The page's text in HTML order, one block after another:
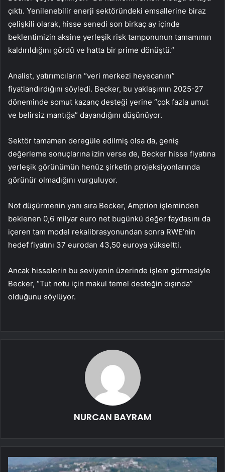
çıktı. Yenilenebilir enerji sektöründeki emsallerine biraz
çelişkili olarak, hisse senedi son birkaç ay içinde
beklentimizin aksine yerleşik risk tamponunun tamamının
kaldırıldığını gördü ve hatta bir prime dönüştü.”
Analist, yatırımcıların “veri merkezi heyecanını”
fiyatlandırdığını söyledi. Becker, bu yaklaşımın 2025-27
döneminde somut kazanç desteği yerine “çok fazla umut
ve belirsiz mantığa” dayandığını düşünüyor.
Sektör tamamen deregüle edilmiş olsa da, geniş
değerleme sonuçlarına izin verse de, Becker hisse fiyatına
yerleşik görünümün henüz şirketin projeksiyonlarında
görünür olmadığını vurguluyor.
Not düşürmenin yanı sıra Becker, Amprion işleminden
beklenen 0,6 milyar euro net bugünkü değer faydasını da
içeren tam model rekalibrasyonundan sonra RWE’nin
hedef fiyatını 37 eurodan 43,50 euroya yükseltti.
Ancak hisselerin bu seviyenin üzerinde işlem görmesiyle
Becker, “Tut notu için makul temel desteğin dışında”
olduğunu söylüyor.
NURCAN BAYRAM